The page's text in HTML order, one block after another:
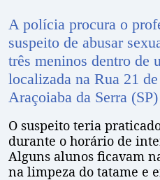
A polícia procura o
suspeito de abusar
três meninos dentro de
localizada na Rua 21
Araçoiaba da Serra (SP)
O suspeito teria
durante o horário de
Alguns alunos ficavam
na limpeza do tatame e